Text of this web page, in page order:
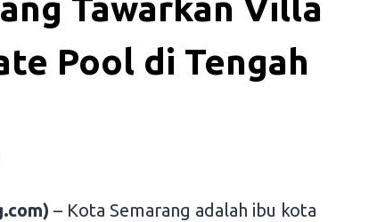
Tawarkan Villa
Pool di Tengah
– Kota Semarang adalah ibu kota